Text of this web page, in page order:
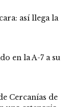
así llega la
en la A-7 a su
Cercanías de